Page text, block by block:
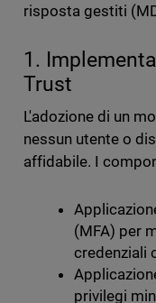
risposta gestiti
1.
Trust
L'adozione di un
nessun utente o
affidabile. I
(MFA) per
credenziali
privilegi